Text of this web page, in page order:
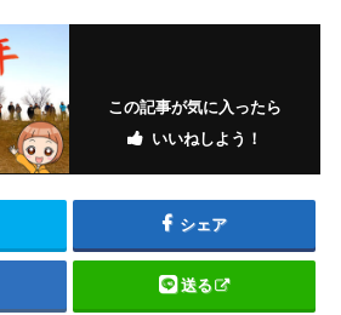
この記事が気に入ったら
いいねしよう！
シェア
送る